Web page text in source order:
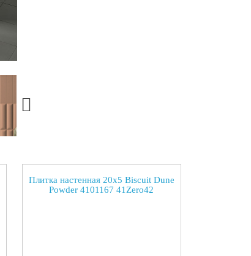
Плитка настенная 20x5 Biscuit Dune
Powder 4101167 41Zero42